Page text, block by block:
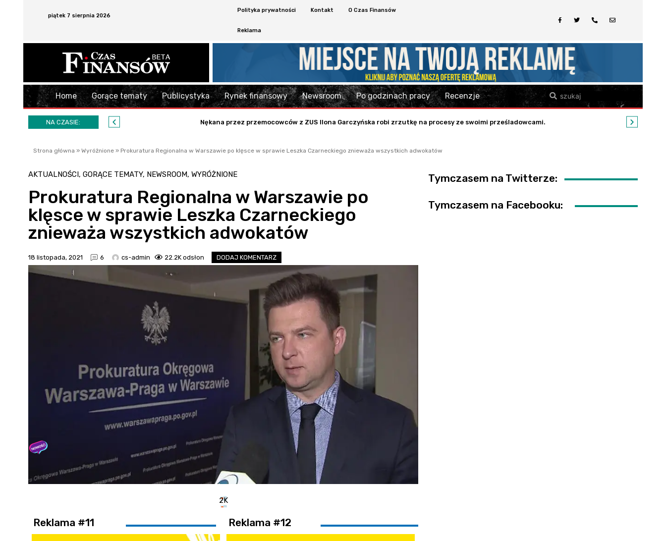
piątek 7 sierpnia 2026
Polityka prywatności Kontakt O Czas Finansów
Reklama
Home Gorące tematy Publicystyka Rynek finansowy Newsroom Po godzinach pracy Recenzje
NA CZASIE: Nękana przez przemocowców z ZUS Ilona Garczyńska robi zrzutkę na procesy ze swoimi prześladowcami.
Strona główna » Wyróżnione » Prokuratura Regionalna w Warszawie po klęsce w sprawie Leszka Czarneckiego znieważa wszystkich adwokatów
AKTUALNOŚCI, GORĄCE TEMATY, NEWSROOM, WYRÓŻNIONE
Prokuratura Regionalna w Warszawie po
klęsce w sprawie Leszka Czarneckiego
znieważa wszystkich adwokatów
18 listopada, 2021 6 cs-admin 22.2K odsłon DODAJ KOMENTARZ
2K
Reklama #11 Reklama #12
Tymczasem na Twitterze:
Tymczasem na Facebooku: